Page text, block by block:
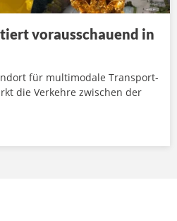
vorausschauend in
für multimodale Transport-
die Verkehre zwischen der